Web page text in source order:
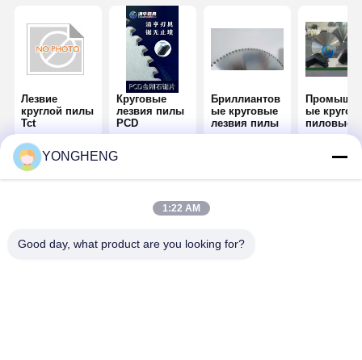
Лезвие
круглой пилы
Tct
Круговые
лезвия пилы
PCD
Бриллиантов
ые круговые
лезвия пилы
ые
пиловые
лезвия
Главная
Карта
контактные
Политика конфиденциальности
© 2025 FOSHAN YONGHENG CUTTING TOOLS CO., LTD.. All
Rights Reserved.
YONGHENG
1:22 AM
Good day, what product are you looking for?